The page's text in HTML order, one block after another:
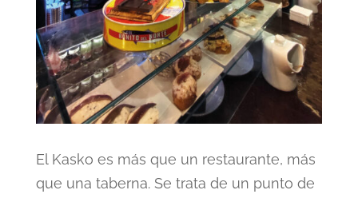
El Kasko es más que un restaurante, más
que una taberna. Se trata de un punto de